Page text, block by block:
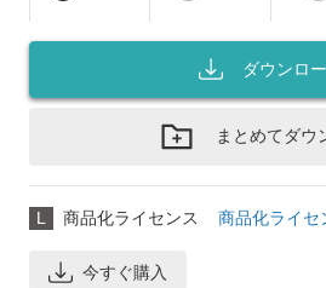
ダウンロ
まとめてダウ
L 商品化ライセンス 商品化ライセ
今すぐ購入